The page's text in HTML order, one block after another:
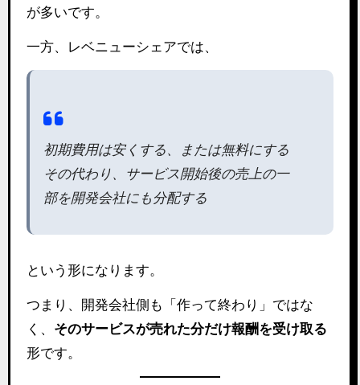
が多いです。
一方、レベニューシェアでは、
初期費用は安くする、または無料にする
その代わり、サービス開始後の売上の一
部を開発会社にも分配する
という形になります。
つまり、開発会社側も「作って終わり」ではな
く、 そのサービスが売れた分だけ報酬を受け取る
形です。